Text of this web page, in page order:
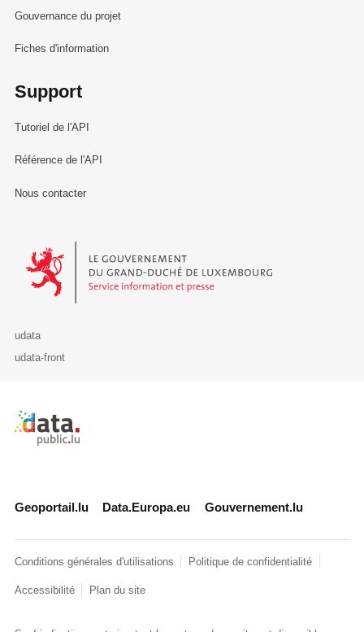
Gouvernance du projet
Fiches d'information
Support
Tutoriel de l'API
Référence de l'API
Nous contacter
Le Gouvernement du Grand-Duché de Luxembourg - Service
udata
udata-front
Retour à l'accueil de data.public.lu
Geoportail.lu Data.Europa.eu Gouvernement.lu
Conditions générales d'utilisations Politique de confidentialité
Accessibilité Plan du site